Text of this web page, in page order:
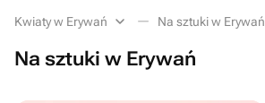
Kwiaty w Erywań Na sztuki w Erywań
Na sztuki w Erywań